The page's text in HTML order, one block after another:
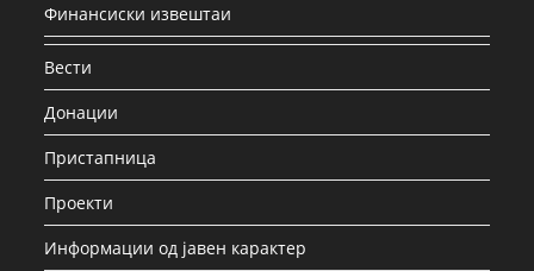
Финансиски извештаи
Вести
Донации
Пристапница
Проекти
Информации од јавен карактер